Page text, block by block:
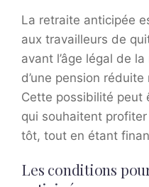
La retraite anticipée
aux travailleurs de
avant l’âge légal de
d’une pension
Cette possibilité peut
qui souhaitent
tôt, tout en étant
Les conditions